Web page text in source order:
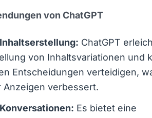
von ChatGPT
ChatGPT
von Inhaltsvariationen
Entscheidungen
für Anzeigen verbessert.
Es bietet eine